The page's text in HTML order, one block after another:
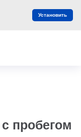
пробегом
Установить